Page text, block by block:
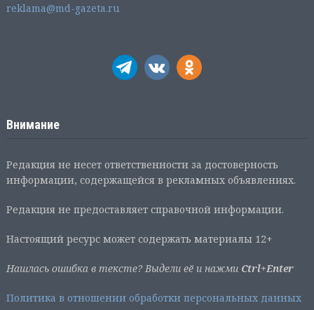
reklama@md-gazeta.ru
Внимание
Редакция не несет ответственности за достоверность
информации, содержащейся в рекламных объявлениях.
Редакция не предоставляет справочной информации.
Настоящий ресурс может содержать материалы 12+
Нашлась ошибка в тексте? Выдели её и нажми Ctrl+Enter
Политика в отношении обработки персональных данных